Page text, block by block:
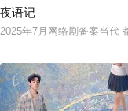
，戏班主横尸戏台，将冷
夜语记
2025年7月网络剧备案当代